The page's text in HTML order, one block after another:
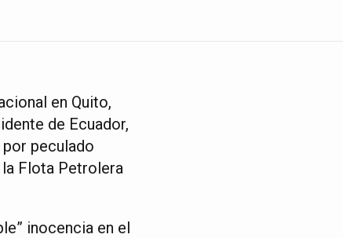
en Quito,
de Ecuador,
peculado
Flota Petrolera
inocencia en el